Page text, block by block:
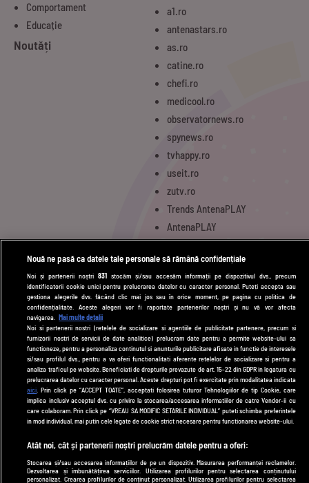
Comportament
Educație
Noutăți
a1.ro
antenastars.ro
as.ro
catine.ro
chefi.ro
medicool.ro
observatornews.ro
spynews.ro
tvhappy.ro
useit.ro
zutv.ro
Trends AntenaPLAY
AntenaPLAY
Cod deontologic
Termeni și condiții
Politica de cookies
Politică de confidențialitate
Contact
Modifică Setările
© 2026 DePărinți.ro
Acest site este creat și administrat de Digital Antena Group. Toate drepturile
Nouă ne pasă ca datele tale personale să rămână confidențiale
Noi și partenerii noștri831 stocăm și/sau accesăm informații pe dispozitivul dvs., precum
identificatorii cookie unici pentru prelucrarea datelor cu caracter personal. Puteți accepta sau
gestiona alegerile dvs. făcând clic mai jos sau în orice moment, pe pagina cu politica de
confidențialitate. Aceste alegeri vor fi raportate partenerilor noștri și nu vă vor afecta
navigarea.
Mai multe detalii
Noi si partenerii nostri (retelele de socializare si agentiile de publicitate partenere, precum si
furnizorii nostri de servicii de date analitice) prelucram date pentru a permite website-ului sa
functioneze, pentru a personaliza continutul si anunturile publicitare afisate in functie de interesele
si/sau profilul dvs., pentru a va oferi functionalitati aferente retelelor de socializare si pentru a
analiza traficul pe website. Beneficiati de drepturile prevazute de art. 15-22 din GDPR in legatura cu
prelucrarea datelor cu caracter personal. Aceste drepturi pot fi exercitate prin modalitatea indicata
aici . Prin click pe “ACCEPT TOATE”, acceptati folosirea tuturor Tehnologiilor de tip Cookie, care
implica inclusiv acceptul dvs. cu privire la stocarea/accesarea informatiilor de catre Vendor-ii cu
care colaboram. Prin click pe “VREAU SA MODIFIC SETARILE INDIVIDUAL” puteti schimba preferintele
in mod individual, mai putin cele legate de cookie strict necesare pentru functionarea website-ului.
Atât noi, cât și partenerii noștri prelucrăm datele pentru a oferi:
Stocarea și/sau accesarea informațiilor de pe un dispozitiv. Măsurarea performanței reclamelor.
Dezvoltarea și îmbunătățirea serviciilor. Utilizarea profilurilor pentru selectarea conținutului
personalizat. Crearea profilurilor de conținut personalizat. Utilizarea profilurilor pentru selectarea